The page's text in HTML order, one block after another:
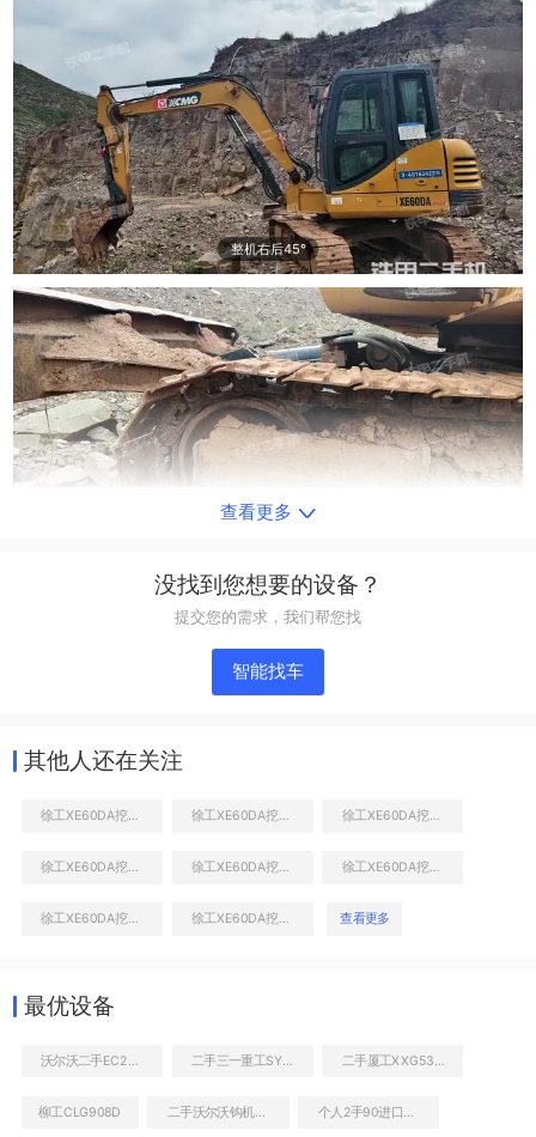
整机右后45°
液压泵舱室正面整体
查看更多
没找到您想要的设备？
提交您的需求，我们帮您找
智能找车
其他人还在关注
查看更多
最优设备
二手三一重工SY5290THB37泵车
柳工CLG908D